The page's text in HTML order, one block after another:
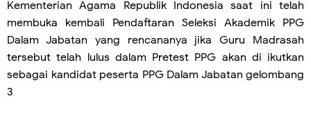
Kementerian Agama Republik Indonesia saat ini telah
membuka kembali Pendaftaran Seleksi Akademik PPG
Dalam Jabatan yang rencananya jika Guru Madrasah
tersebut telah lulus dalam Pretest PPG akan di ikutkan
sebagai kandidat peserta PPG Dalam Jabatan gelombang
3